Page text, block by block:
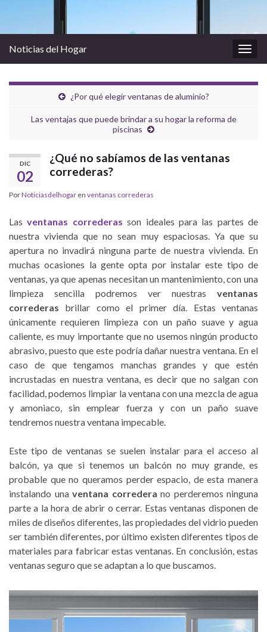
la
Noticias del Hogar
¿Por qué elegir ventanas de aluminio?
Las ventajas que puede brindar a su hogar la reforma de
piscinas
DIC
02
¿Qué no sabíamos de las ventanas
correderas?
PorNoticiasdelhogar en ventanas correderas
Lasventanas correderas son ideales para las partes de
nuestra vivienda que no sean muy espaciosas. Ya que su
apertura no invadirá ninguna parte de nuestra vivienda. En
muchas ocasiones la gente opta por instalar este tipo de
ventanas, ya que apenas necesitan un mantenimiento, con una
limpieza sencilla podremos ver nuestras ventanas
correderas brillar como el primer día. Estas ventanas
únicamente requieren limpieza con un paño suave y agua
caliente, es muy importante que no usemos ningún producto
abrasivo, puesto que este podría dañar nuestra ventana. En el
caso de que tengamos manchas grandes y que estén
incrustadas en nuestra ventana, es decir que no salgan con
facilidad, podemos limpiar la ventana con una mezcla de agua
y amoniaco, sin emplear fuerza y con un paño suave
tendremos nuestra ventana impecable.
Este tipo de ventanas se suelen instalar para el acceso al
balcón, ya que si tenemos un balcón no muy grande, es
probable que no queramos perder espacio, de esta manera
instalando una ventana corredera no perderemos ninguna
parte a la hora de abrir o cerrar. Estas ventanas disponen de
miles de diseños diferentes, las propiedades del vidrio pueden
ser también diferentes, por último existen diferentes tipos de
materiales para fabricar estas ventanas. En conclusión, estas
ventanas seguro que se adaptan a lo que buscamos.